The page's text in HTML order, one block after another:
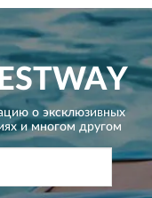
о эксклюзивных
и многом другом